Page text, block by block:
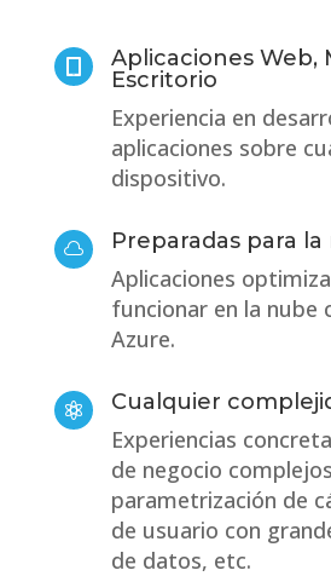
Aplicaciones Web,
Escritorio
Experiencia en
aplicaciones sobre
dispositivo.
 Preparadas para
Aplicaciones
funcionar en la nube
Azure.
 Cualquier
Experiencias
de negocio
parametrización de
de usuario con
de datos, etc.